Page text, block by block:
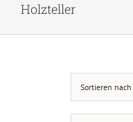
Holzteller
Sortieren nach